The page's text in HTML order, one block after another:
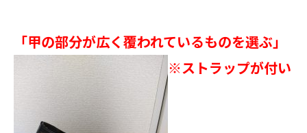
「甲の部分が広く覆われているものを選ぶ」
※ストラップが付い